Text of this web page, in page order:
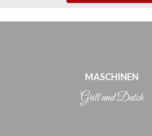
MASCHINEN
Grill und Dutch